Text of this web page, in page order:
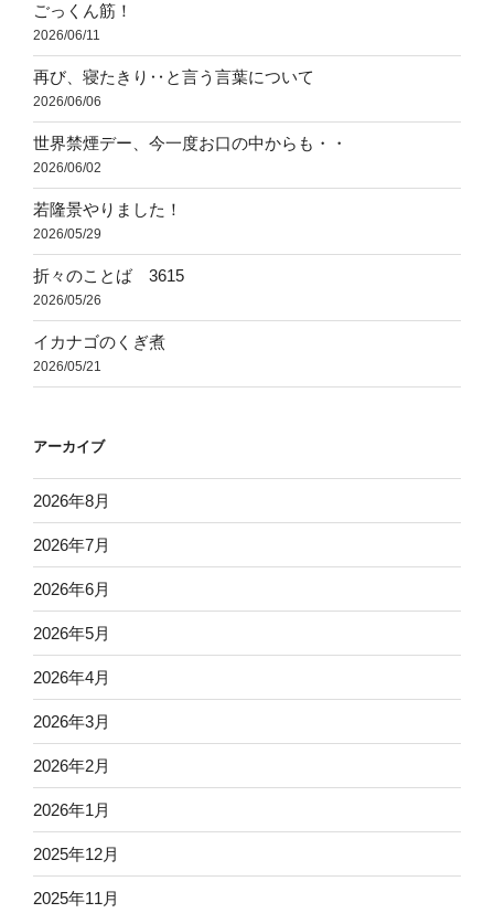
ごっくん筋！
2026/06/11
再び、寝たきり‥と言う言葉について
2026/06/06
世界禁煙デー、今一度お口の中からも・・
2026/06/02
若隆景やりました！
2026/05/29
折々のことば 3615
2026/05/26
イカナゴのくぎ煮
2026/05/21
アーカイブ
2026年8月
2026年7月
2026年6月
2026年5月
2026年4月
2026年3月
2026年2月
2026年1月
2025年12月
2025年11月